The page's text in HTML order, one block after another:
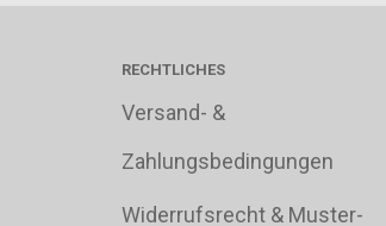
RECHTLICHES
Versand- &
Zahlungsbedingungen
Widerrufsrecht & Muster-